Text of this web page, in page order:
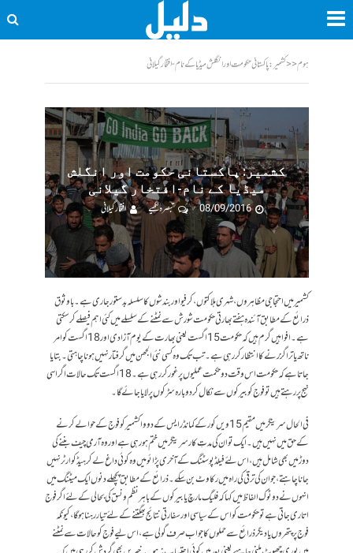
ہوم<<کشمیر: پاکستانی حکومت اور انگلش میڈیا کے نام-افتخار گیلانی
کشمیر: پاکستانی حکومت اور انگلش
میڈیا کے نام-افتخار گیلانی
08/09/2016
تبصرہ لکھیے افتخار گیلانی
کشمیر میں احتجاجی مظاہروں، شہری ہلاکتوں، کرفیو اور بندشوں کا سلسلہ بدستور جاری ہے۔ باوثوق
ذرائع کے مطابق آئندہ ہفتے بھارتی حکومت شورش سے نمٹنے کے سلسلے میں کئی اہم فیصلے کر سکتی
ہے۔ افواہیں گرم ہیں کہ حکومت 15 اگست یعنی بھارت کے یوم آزادی اور 18 اگست کو امر
ناتھ یاترا گزرنے کا انتظار کر رہی ہے۔ تب تک وہ کسی نئی الجھن میں گرفتار نہیں ہونا چاہتی۔ بتایا
جاتا ہے کہ حکومت اس وقت دو حکمت عملیوں پر غور کر رہی ہے۔ 18 اگست تک حالات اگر اسی
نہج پر رہتے ہیں تو فوج کو بیرکوں سے نکال کر دوبارہ سڑکوں پر لایا جائے گا۔
فی الحال سرینگر میں مقیم15ویں کور کے کمانڈر ایس کے دووا کشمیر کو فوج کے حوالے کرنے
کے حق میں نہیں ہیں۔ ایک تو ان کی مدتِ کار سرینگر میں ختم ہو رہی ہے اور وہ آرمی چیف بننے کی
دوڑ میں بھی شامل ہیں، اس لئے فیلڈ پوسٹنگ کے آخری پڑائو میں وہ کوئی داغ لے کر ہیڈ کوارٹر نہیں
جانا چاہتے، جو ان کی ترقی کی راہ میں رکاوٹ بن سکے۔ ذرائع کے مطابق پچھلے دنوں ایک میٹنگ میں
انہوں نے دوٹوک الفاظ میں کہا کہ فلیگ مارچ یا بیرکوں کے باہر نظم و نسق کی بحالی کے لئے اگر فوج
اتاری جاتی ہے تو حکومت کو اس کے سیاسی اور سفارتی نتائج بھگتنے کے لئے تیار رہنا ہوگا، کیونکہ
فوج پر پتھروں یا دیگر ذرائع سے حملوں کا جواب صرف گولی ہے، اس لیے فوج کو حالات سے نمٹنے